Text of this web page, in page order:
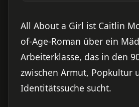
All About a Girl ist Caitlin
of-Age-Roman über ein
Arbeiterklasse, das in den
zwischen Armut, Popkultur
Identitätssuche sucht.